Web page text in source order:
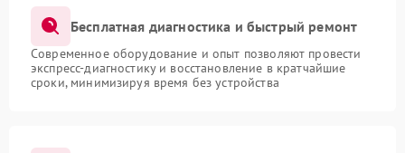
Бесплатная диагностика и быстрый ремонт
Современное оборудование и опыт позволяют провести
экспресс-диагностику и восстановление в кратчайшие
сроки, минимизируя время без устройства